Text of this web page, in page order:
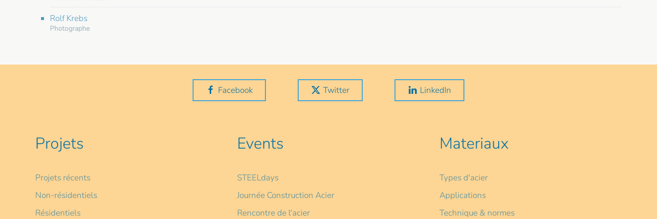
Rolf Krebs
Photographe
Facebook Twitter LinkedIn
Projets
Projets récents
Non-résidentiels
Résidentiels
Events
STEELdays
Journée Construction Acier
Rencontre de l'acier
Materiaux
Types d'acier
Applications
Technique & normes